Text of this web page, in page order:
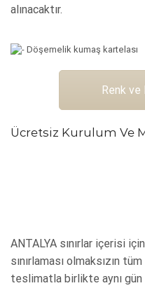
alınacaktır.
Renk ve
Ücretsiz Kurulum Ve
ANTALYA sınırlar içerisi
sınırlaması olmaksızın
teslimatla birlikte aynı gün